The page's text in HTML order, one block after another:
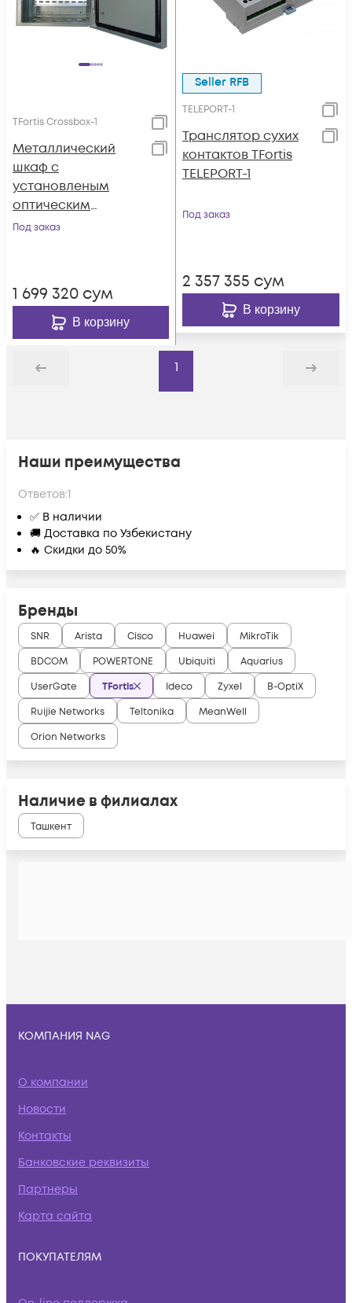
TFortis Crossbox-1
Металлический
шкаф с
установленым
оптическим
кроссом для PSW
Под заказ
1 699 320 сум
В корзину
Seller RFB
TELEPORT-1
Транслятор сухих
контактов TFortis
TELEPORT-1
Под заказ
2 357 355 сум
В корзину
Назад
1
Дальше
Наши преимущества
Ответов:1
✅ В наличии
🚚 Доставка по Узбекистану
🔥 Скидки до 50%
Бренды
SNR Arista Cisco Huawei
MikroTik
BDCOM
POWERTONE Ubiquiti
Aquarius
UserGate
TFortis Ideco Zyxel
B-OptiX
Ruijie Networks
Teltonika
MeanWell
Orion Networks
Наличие в филиалах
Ташкент
КОМПАНИЯ NAG
О компании
Новости
Контакты
Банковские реквизиты
Партнеры
Карта сайта
ПОКУПАТЕЛЯМ